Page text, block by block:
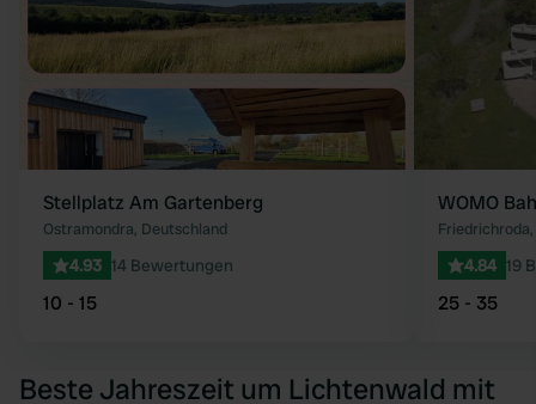
Stellplatz Am Gartenberg
Ostramondra, Deutschland
4.93 14 Bewertungen
10 - 15
WOMO
4.84 19
25 - 35
Beste Jahreszeit um Lichtenwald mit